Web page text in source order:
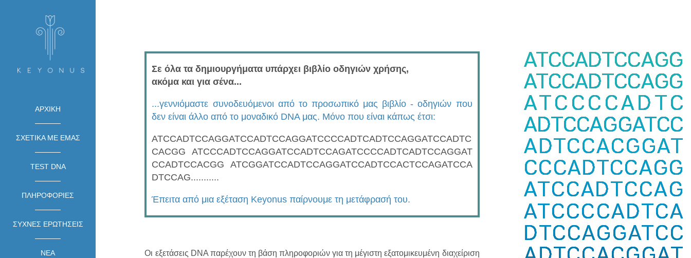
ΑΡΧΙΚΗ
ΣΧΕΤΙΚΑ ΜΕ ΕΜΑΣ
TEST DNA
ΠΛΗΡΟΦΟΡΙΕΣ
ΣΥΧΝΕΣ ΕΡΩΤΗΣΕΙΣ
ΝΕΑ
Σε όλα τα δημιουργήματα υπάρχει βιβλίο οδηγιών χρήσης,
ακόμα και για σένα...
...γεννιόμαστε συνοδευόμενοι από το προσωπικό μας βιβλίο - οδηγιών που
δεν είναι άλλο από το μοναδικό DNA μας. Μόνο που είναι κάπως έτσι:
ATCCADTCCAGGATCCADTCCAGGATCCCCADTCADTCCAGGATCCADTC
CACGG ATCCCADTCCAGGATCCADTCCAGATCCCCADTCADTCCAGGAT
CCADTCCACGG ATCGGATCCADTCCAGGATCCADTCCACTCCAGATCCA
DTCCAG...........
Έπειτα από μια εξέταση Keyonus παίρνουμε τη μετάφρασή του.
Οι εξετάσεις DNA παρέχουν τη βάση πληροφοριών για τη μέγιστη εξατομικευμένη διαχείριση